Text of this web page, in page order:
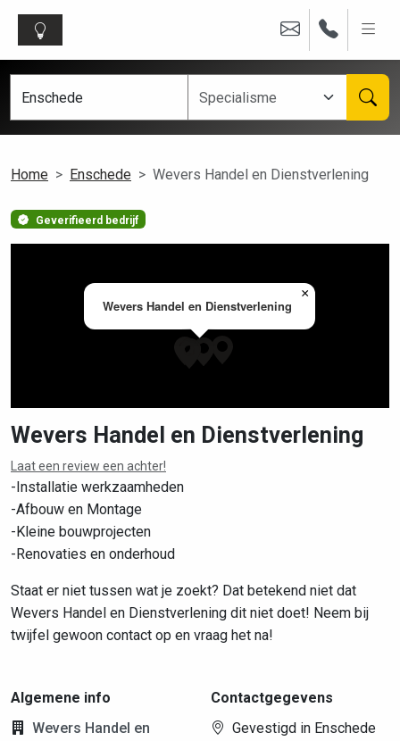
Home Enschede Wevers Handel en Dienstverlening
Geverifieerd bedrijf
Wevers Handel en Dienstverlening
×
Wevers Handel en Dienstverlening
Laat een review een achter!
-Installatie werkzaamheden
-Afbouw en Montage
-Kleine bouwprojecten
-Renovaties en onderhoud
Staat er niet tussen wat je zoekt? Dat betekend niet dat
Wevers Handel en Dienstverlening dit niet doet! Neem bij
twijfel gewoon contact op en vraag het na!
Algemene info
Wevers Handel en
Contactgegevens
Gevestigd in Enschede